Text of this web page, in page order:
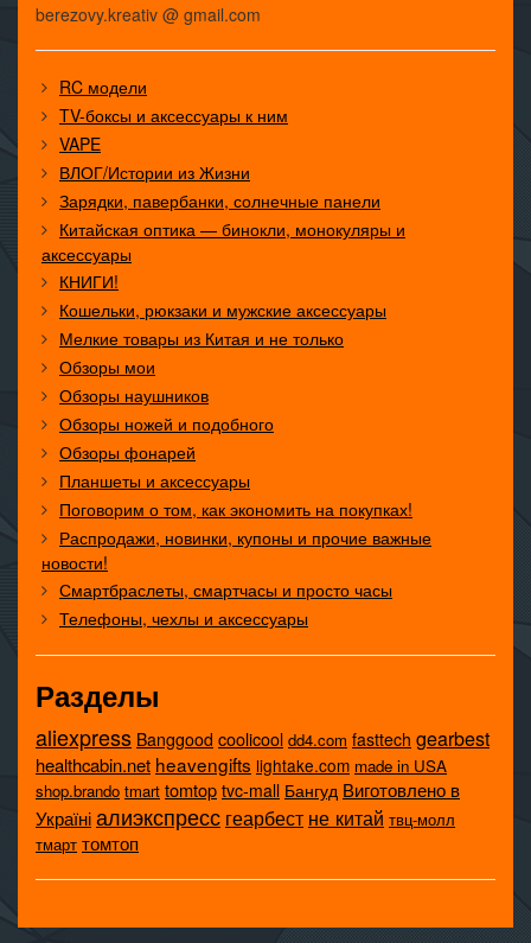
berezovy.kreativ @ gmail.com
RC модели
TV-боксы и аксессуары к ним
VAPE
ВЛОГ/Истории из Жизни
Зарядки, павербанки, солнечные панели
Китайская оптика — бинокли, монокуляры и
аксессуары
КНИГИ!
Кошельки, рюкзаки и мужские аксессуары
Мелкие товары из Китая и не только
Обзоры мои
Обзоры наушников
Обзоры ножей и подобного
Обзоры фонарей
Планшеты и аксессуары
Поговорим о том, как экономить на покупках!
Распродажи, новинки, купоны и прочие важные
новости!
Смартбраслеты, смартчасы и просто часы
Телефоны, чехлы и аксессуары
Разделы
aliexpress Banggood coolicool dd4.com fasttech gearbest
healthcabin.net heavengifts lightake.com made in USA
shop.brando tmart tomtop tvc-mall Бангуд Виготовлено в
Україніалиэкспресс геарбест не китай твц-молл
тмарт томтоп